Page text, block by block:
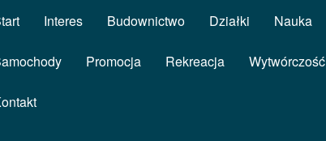
Interes Budownictwo Działki Nauka
Promocja Rekreacja Wytwórczość